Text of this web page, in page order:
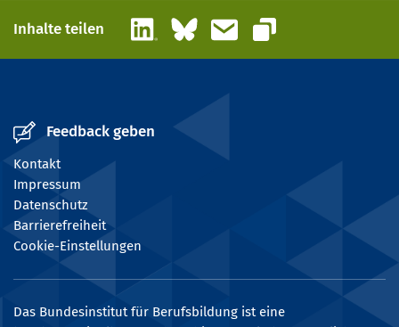
Inhalte teilen LinkedInBlueskyE-Mail
Link kopieren
Feedback geben
Kontakt
Impressum
Datenschutz
Barrierefreiheit
Cookie-Einstellungen
Das Bundesinstitut für Berufsbildung ist eine